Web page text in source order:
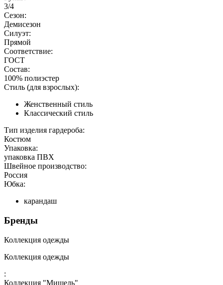
3/4
Сезон:
Демисезон
Силуэт:
Прямой
Соответствие:
ГОСТ
Состав:
100% полиэстер
Стиль (для взрослых):
Женственный стиль
Классический стиль
Тип изделия гардероба:
Костюм
Упаковка:
упаковка ПВХ
Швейное производство:
Россия
Юбка:
карандаш
Бренды
Коллекция одежды
Коллекция одежды
:
Коллекция "Мишель"